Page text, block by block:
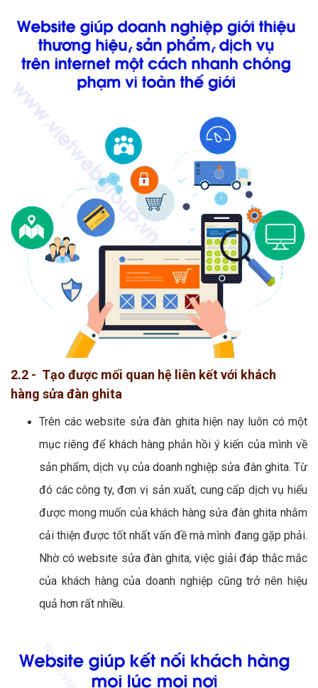
2.2 - Tạo được mối quan hệ liên kết với khách
hàng sửa đàn ghita
Trên các website sửa đàn ghita hiện nay luôn có một
mục riêng để khách hàng phản hồi ý kiến của mình về
sản phẩm, dịch vụ của doanh nghiệp sửa đàn ghita. Từ
đó các công ty, đơn vị sản xuất, cung cấp dịch vụ hiểu
được mong muốn của khách hàng sửa đàn ghita nhằm
cải thiện được tốt nhất vấn đề mà mình đang gặp phải.
Nhờ có website sửa đàn ghita, việc giải đáp thắc mắc
của khách hàng của doanh nghiệp cũng trở nên hiệu
quả hơn rất nhiều.